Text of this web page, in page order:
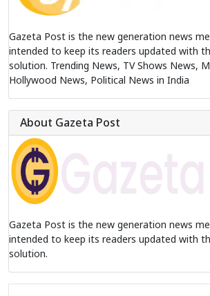
Gazeta Post is the new generation news
intended to keep its readers updated with
solution. Trending News, TV Shows News,
Hollywood News, Political News in India
About Gazeta Post
Gazeta Post is the new generation news
intended to keep its readers updated with
solution.